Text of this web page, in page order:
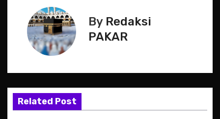
v
i
By Redaksi
PAKAR
Related Post